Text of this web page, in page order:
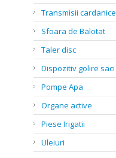
Transmisii cardanice
Sfoara de Balotat
Taler disc
Dispozitiv golire saci
Pompe Apa
Organe active
Piese Irigatii
Uleiuri